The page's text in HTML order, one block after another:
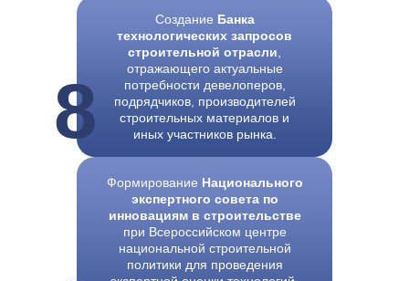
Создание Банка
технологических запросов
строительной отрасли
отражающего актуальные
потребности девелоперов,
подрядчиков, производителей
строительных материалов и
иных участников рынка.
Формирование Национального
экспертного совета по
инновациям в строительстве
при Всероссийском центре
национальной строительной
политики для проведения
8
Национальный
экспертный совет